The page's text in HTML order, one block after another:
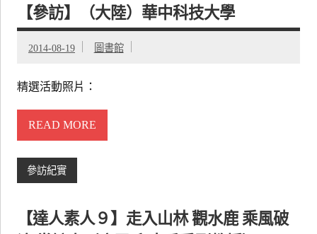
【參訪】（大陸）華中科技大學
2014-08-19 圖書館
精選活動照片：
READ MORE
參訪紀實
【達人素人９】走入山林 觀水鹿 乘風破